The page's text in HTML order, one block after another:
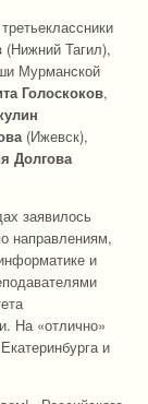
(Нижний Тагил),
Мурманской
Голоскоков,
(Ижевск),
Долгова
заявилось
направлениям,
и
На «отлично»
и